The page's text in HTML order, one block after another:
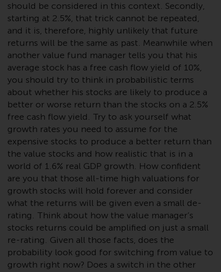
Andere auf dieser Website
beschriebene Fonds unterliegen
nicht den gleichen
regulatorischen Anforderungen
wie 40 Act Funds, einschließlich
der Anforderungen an
Investmentfonds, Anlegern
bestimmte regelmäßige und
standardisierte Preis- und
Bewertungsinformationen zur
Verfügung zu stellen. Qualifizierte
potenzielle Anleger sollten vor
einer Anlage in diese Fonds das
Angebotsprospekt und andere
zugehörige Fondsdokumente
konsultieren, um eine
vollständige Liste der Risiken und
andere relevante Informationen
zu erhalten.
Produkte und Dienstleistungen
should be considered in this context. Secondly,
starting at 2.5%, that trick cannot be repeated,
and it is, therefore, highly unlikely that future
returns will be the same as past. Meanwhile when
another value fund manager tells you that his
average stock has a free cash flow yield of 10%,
you should try to think in probabilistic terms
about whether his stocks are likely to produce a
better or worse return than the stocks on a 2.5%
free cash flow yield. Try to ask yourself what
growth rates you need to assume for the
expensive stocks to produce a better return than
the value stocks and how realistic that is in a
world of 1.6% real GDP growth. How confident
are you that those all-time high valuations for
growth stocks will hold forever and consider
what the returns will be given even a small de-
rating. Think about how the value manager’s
stocks returns could be amplified on just a small
re-rating. Given all those facts, does the
probability look good for switching from value to
growth right now? Does a switch in the other